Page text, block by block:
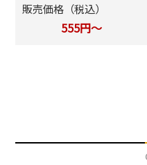
販売価格（税込）
555円～